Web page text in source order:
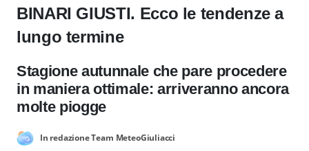
BINARI GIUSTI. Ecco le tendenze a
lungo termine
Stagione autunnale che pare procedere
in maniera ottimale: arriveranno ancora
molte piogge
In redazione Team MeteoGiuliacci